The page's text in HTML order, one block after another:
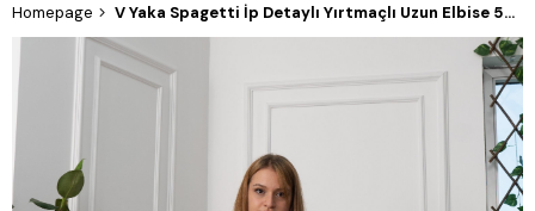
Homepage V Yaka Spagetti İp Detaylı Yırtmaçlı Uzun Elbise 50324